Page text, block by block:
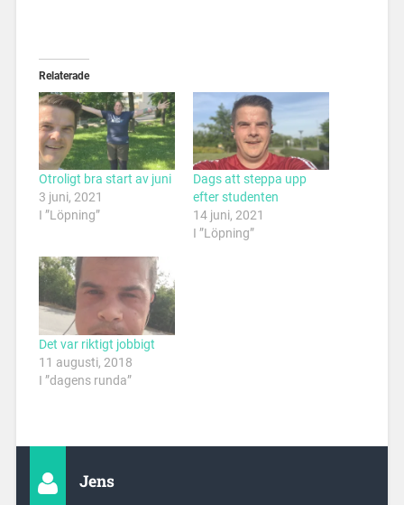
Relaterade
Otroligt bra start av juni
3 juni, 2021
I ”Löpning”
Dags att steppa upp
efter studenten
14 juni, 2021
I ”Löpning”
Det var riktigt jobbigt
11 augusti, 2018
I ”dagens runda”
Jens